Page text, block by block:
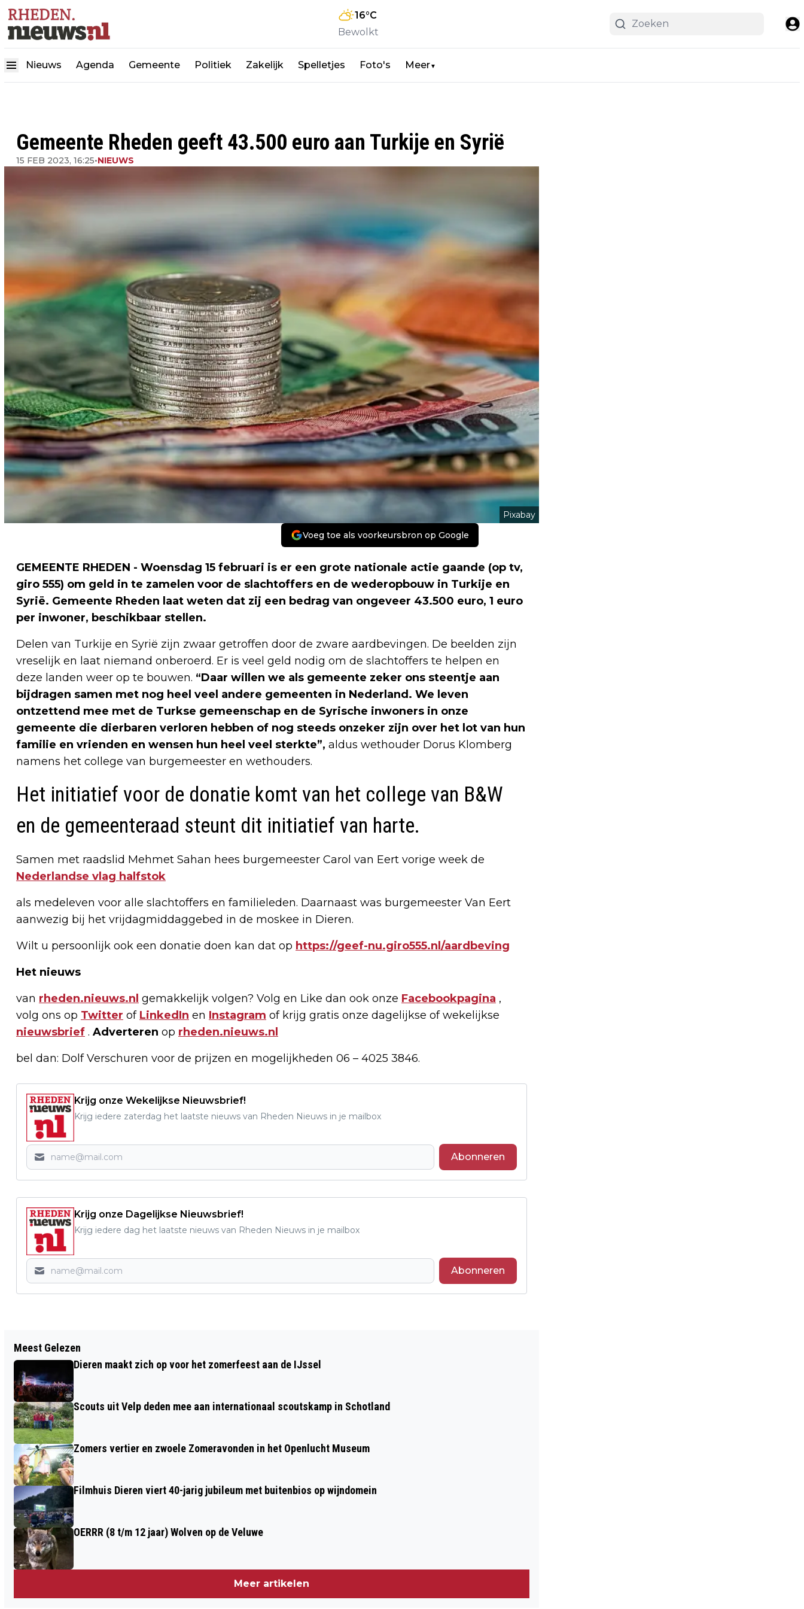
16°C
Bewolkt
Nieuws Agenda Gemeente Politiek Zakelijk Spelletjes Foto's Meer▼
Gemeente Rheden geeft 43.500 euro aan Turkije en Syrië
15 FEB 2023, 16:25•NIEUWS
Pixabay
Voeg toe als voorkeursbron op Google
GEMEENTE RHEDEN - Woensdag 15 februari is er een grote nationale actie gaande (op tv,
giro 555) om geld in te zamelen voor de slachtoffers en de wederopbouw in Turkije en
Syrië. Gemeente Rheden laat weten dat zij een bedrag van ongeveer 43.500 euro, 1 euro
per inwoner, beschikbaar stellen.
Delen van Turkije en Syrië zijn zwaar getroffen door de zware aardbevingen. De beelden zijn
vreselijk en laat niemand onberoerd. Er is veel geld nodig om de slachtoffers te helpen en
deze landen weer op te bouwen. “Daar willen we als gemeente zeker ons steentje aan
bijdragen samen met nog heel veel andere gemeenten in Nederland. We leven
ontzettend mee met de Turkse gemeenschap en de Syrische inwoners in onze
gemeente die dierbaren verloren hebben of nog steeds onzeker zijn over het lot van hun
familie en vrienden en wensen hun heel veel sterkte”, aldus wethouder Dorus Klomberg
namens het college van burgemeester en wethouders.
Het initiatief voor de donatie komt van het college van B&W
en de gemeenteraad steunt dit initiatief van harte.
Samen met raadslid Mehmet Sahan hees burgemeester Carol van Eert vorige week de
Nederlandse vlag halfstok
als medeleven voor alle slachtoffers en familieleden. Daarnaast was burgemeester Van Eert
aanwezig bij het vrijdagmiddaggebed in de moskee in Dieren.
Wilt u persoonlijk ook een donatie doen kan dat op https://geef-nu.giro555.nl/aardbeving
Het nieuws
van rheden.nieuws.nl gemakkelijk volgen? Volg en Like dan ook onze Facebookpagina ,
volg ons op Twitter of LinkedIn en Instagram of krijg gratis onze dagelijkse of wekelijkse
nieuwsbrief . Adverteren op rheden.nieuws.nl
bel dan: Dolf Verschuren voor de prijzen en mogelijkheden 06 – 4025 3846.
Krijg onze Wekelijkse Nieuwsbrief!
Krijg iedere zaterdag het laatste nieuws van Rheden Nieuws in je mailbox
Abonneren
Krijg onze Dagelijkse Nieuwsbrief!
Krijg iedere dag het laatste nieuws van Rheden Nieuws in je mailbox
Abonneren
HEIDEWERKDAG ROZENDAALSE VELD
ZATERDAG 25 FEBRUARI 2023
MIRJAM SCHOLTEN (49), SPANKEREN
Meest Gelezen
Dieren maakt zich op voor het zomerfeest aan de IJssel
Scouts uit Velp deden mee aan internationaal scoutskamp in Schotland
Zomers vertier en zwoele Zomeravonden in het Openlucht Museum
Filmhuis Dieren viert 40-jarig jubileum met buitenbios op wijndomein
OERRR (8 t/m 12 jaar) Wolven op de Veluwe
Meer artikelen